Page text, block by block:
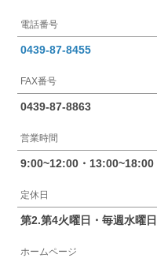
電話番号
0439-87-8455
FAX番号
0439-87-8863
営業時間
9:00~12:00・13:00~18:00
定休日
第2.第4火曜日・毎週水曜日
ホームページ